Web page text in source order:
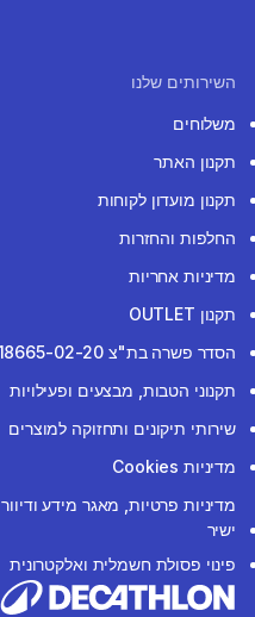
השירותים שלנו
משלוחים
תקנון האתר
תקנון מועדון לקוחות
החלפות והחזרות
מדיניות אחריות
תקנון OUTLET
הסדר פשרה בת"צ 18665-02-20
תקנוני הטבות, מבצעים ופעילויות
שירותי תיקונים ותחזוקה למוצרים
מדיניות Cookies
מדיניות פרטיות, מאגר מידע ודיוור
ישיר
פינוי פסולת חשמלית ואלקטרונית